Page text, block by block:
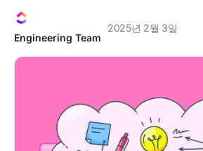
Engineering Team
2025년 2월 3일